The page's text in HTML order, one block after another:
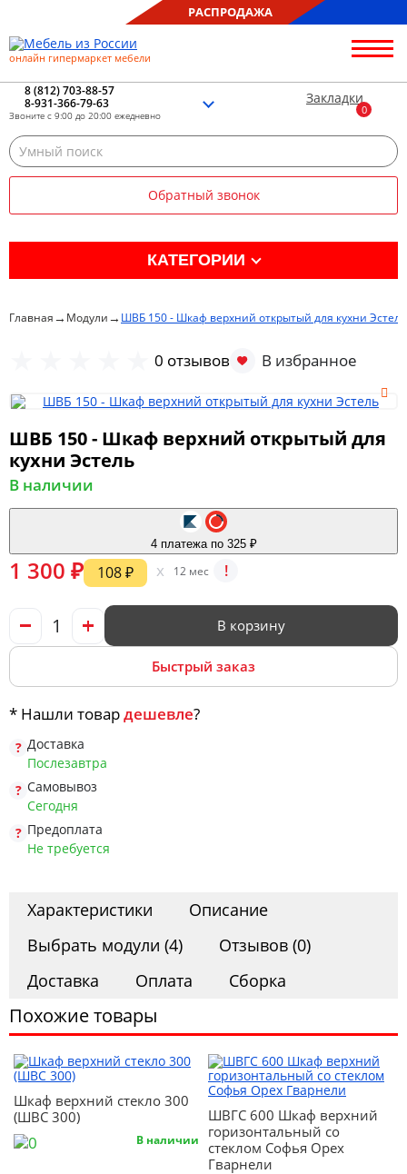
РАСПРОДАЖА
Контакты
Благотворительность
Блог
Сборка
Оплата
Отзывы
Закладки
онлайн гипермаркет мебели
8 (812) 703-88-57
8-931-366-79-63
Звоните с 9:00 до 20:00 ежедневно
Обратный звонок
КАТЕГОРИИ
Кухня
Гостиная
Мягкая мебель
Спальня
Прихожая
Офис
Матрасы
Ротанг
Главная→ Модули→ ШВБ 150 - Шкаф верхний открытый для кухни Эстель
0 отзывов
ШВБ 150 - Шкаф верхний открытый для
кухни Эстель
В наличии
4 платежа по 325 ₽
1 300 ₽ 108 ₽ x 12 мес !
В корзину
Быстрый заказ
* Нашли товардешевле?
Доставка
Послезавтра
Самовывоз
Сегодня
Предоплата
Не требуется
Характеристики
Описание
Выбрать модули (4)
Отзывов (0)
Доставка
Оплата Сборка
Похожие товары
Шкаф верхний стекло 300
(ШВС 300)
В наличии
ШВГС 600 Шкаф верхний
горизонтальный со
стеклом Софья Орех
Гварнели